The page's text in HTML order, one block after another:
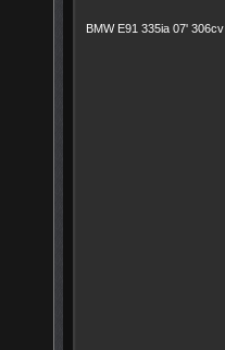
BMW E91 335ia 07' 306cv